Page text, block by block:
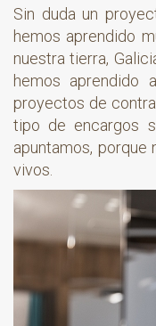
Sin duda un
hemos aprendido
nuestra tierra,
hemos aprendido
proyectos de
tipo de encargos
apuntamos, porque
vivos.